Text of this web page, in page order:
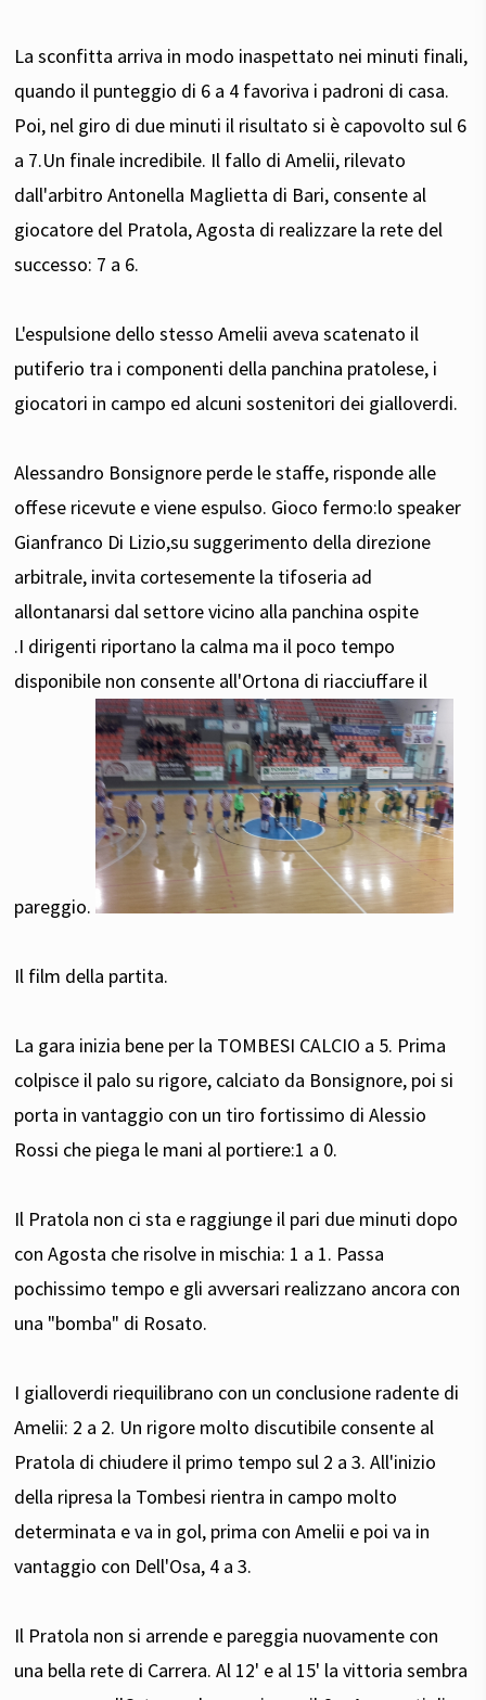
La sconfitta arriva in modo inaspettato nei minuti finali,
quando il punteggio di 6 a 4 favoriva i padroni di casa.
Poi, nel giro di due minuti il risultato si è capovolto sul 6
a 7.Un finale incredibile. Il fallo di Amelii, rilevato
dall'arbitro Antonella Maglietta di Bari, consente al
giocatore del Pratola, Agosta di realizzare la rete del
successo: 7 a 6.
L'espulsione dello stesso Amelii aveva scatenato il
putiferio tra i componenti della panchina pratolese, i
giocatori in campo ed alcuni sostenitori dei gialloverdi.
Alessandro Bonsignore perde le staffe, risponde alle
offese ricevute e viene espulso. Gioco fermo:lo speaker
Gianfranco Di Lizio,su suggerimento della direzione
arbitrale, invita cortesemente la tifoseria ad
allontanarsi dal settore vicino alla panchina ospite
.I dirigenti riportano la calma ma il poco tempo
disponibile non consente all'Ortona di riacciuffare il
pareggio.
Il film della partita.
La gara inizia bene per la TOMBESI CALCIO a 5. Prima
colpisce il palo su rigore, calciato da Bonsignore, poi si
porta in vantaggio con un tiro fortissimo di Alessio
Rossi che piega le mani al portiere:1 a 0.
Il Pratola non ci sta e raggiunge il pari due minuti dopo
con Agosta che risolve in mischia: 1 a 1. Passa
pochissimo tempo e gli avversari realizzano ancora con
una "bomba" di Rosato.
I gialloverdi riequilibrano con un conclusione radente di
Amelii: 2 a 2. Un rigore molto discutibile consente al
Pratola di chiudere il primo tempo sul 2 a 3. All'inizio
della ripresa la Tombesi rientra in campo molto
determinata e va in gol, prima con Amelii e poi va in
vantaggio con Dell'Osa, 4 a 3.
Il Pratola non si arrende e pareggia nuovamente con
una bella rete di Carrera. Al 12' e al 15' la vittoria sembra